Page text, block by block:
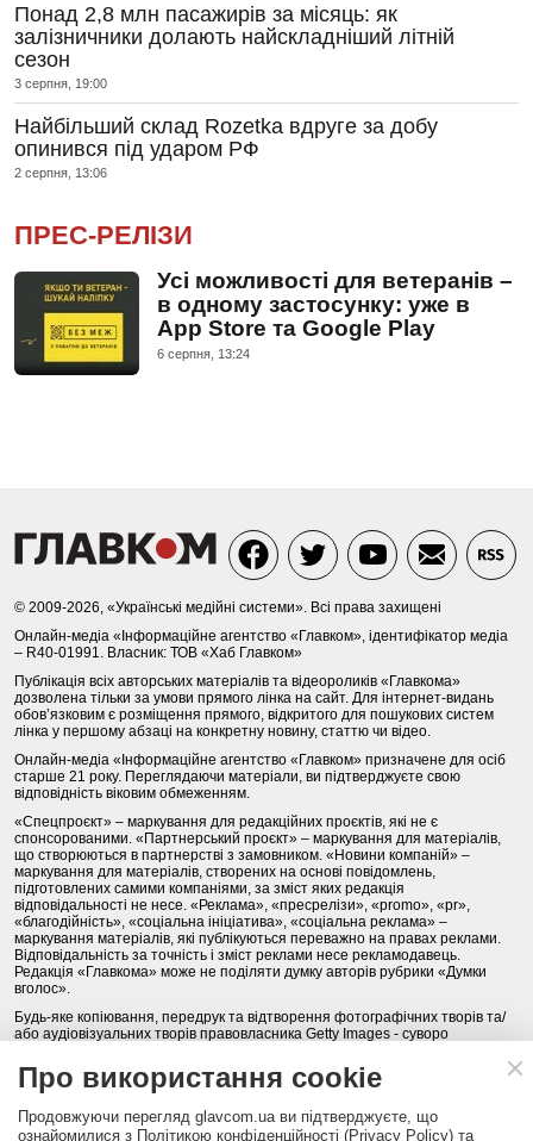
Понад 2,8 млн пасажирів за місяць: як
залізничники долають найскладніший літній
сезон
3 серпня, 19:00
Найбільший склад Rozetka вдруге за добу
опинився під ударом РФ
2 серпня, 13:06
ПРЕС-РЕЛІЗИ
Усі можливості для ветеранів –
в одному застосунку: уже в
App Store та Google Play
6 серпня, 13:24
© 2009-2026, «Українські медійні системи». Всі права захищені
Онлайн-медіа «Інформаційне агентство «Главком», ідентифікатор медіа
– R40-01991. Власник: ТОВ «Хаб Главком»
Публікація всіх авторських матеріалів та відеороликів «Главкома»
дозволена тільки за умови прямого лінка на сайт. Для інтернет-видань
обов’язковим є розміщення прямого, відкритого для пошукових систем
лінка у першому абзаці на конкретну новину, статтю чи відео.
Онлайн-медіа «Інформаційне агентство «Главком» призначене для осіб
старше 21 року. Переглядаючи матеріали, ви підтверджуєте свою
відповідність віковим обмеженням.
«Спецпроєкт» – маркування для редакційних проєктів, які не є
спонсорованими. «Партнерський проєкт» – маркування для матеріалів,
що створюються в партнерстві з замовником. «Новини компаній» –
маркування для матеріалів, створених на основі повідомлень,
підготовлених самими компаніями, за зміст яких редакція
відповідальності не несе. «Реклама», «пресрелізи», «promo», «pr»,
«благодійність», «соціальна ініціатива», «соціальна реклама» –
маркування матеріалів, які публікуються переважно на правах реклами.
Відповідальність за точність і зміст реклами несе рекламодавець.
Редакція «Главкома» може не поділяти думку авторів рубрики «Думки
вголос».
Будь-яке копіювання, передрук та відтворення фотографічних творів та/
або аудіовізуальних творів правовласника Getty Images - суворо
Політика конфіденційності (Privacy Policy). Правила сайту
КОНТАКТИ НАША КОМАНДА АРХІВ
Про використання cookie
Продовжуючи перегляд glavcom.ua ви підтверджуєте, що
ознайомилися з Політикою конфіденційності (Privacy Policy) та